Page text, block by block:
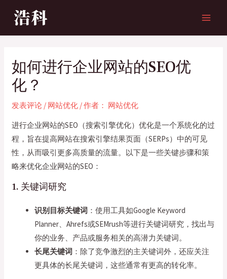
内
如何进行企业网站的SEO优
化？
发表评论 / 网站优化 / 作者： 网站优化
进行企业网站的SEO（搜索引擎优化）优化是一个系统化的过
程，旨在提高网站在搜索引擎结果页面（SERPs）中的可见
性，从而吸引更多高质量的流量。以下是一些关键步骤和策
略来优化企业网站的SEO：
1. 关键词研究
识别目标关键词 ：使用工具如Google Keyword
Planner、Ahrefs或SEMrush等进行关键词研究，找出与
你的业务、产品或服务相关的高潜力关键词。
长尾关键词 ：除了竞争激烈的主关键词外，还应关注
更具体的长尾关键词，这些通常有更高的转化率。